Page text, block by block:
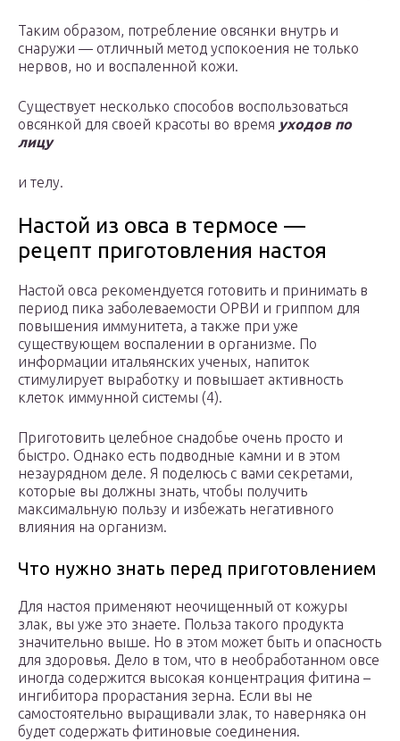
Таким образом, потребление овсянки внутрь и
снаружи — отличный метод успокоения не только
нервов, но и воспаленной кожи.
Существует несколько способов воспользоваться
овсянкой для своей красоты во время уходов по
лицу
и телу.
Настой из овса в термосе —
рецепт приготовления настоя
Настой овса рекомендуется готовить и принимать в
период пика заболеваемости ОРВИ и гриппом для
повышения иммунитета, а также при уже
существующем воспалении в организме. По
информации итальянских ученых, напиток
стимулирует выработку и повышает активность
клеток иммунной системы (4).
Приготовить целебное снадобье очень просто и
быстро. Однако есть подводные камни и в этом
незаурядном деле. Я поделюсь с вами секретами,
которые вы должны знать, чтобы получить
максимальную пользу и избежать негативного
влияния на организм.
Что нужно знать перед приготовлением
Для настоя применяют неочищенный от кожуры
злак, вы уже это знаете. Польза такого продукта
значительно выше. Но в этом может быть и опасность
для здоровья. Дело в том, что в необработанном овсе
иногда содержится высокая концентрация фитина –
ингибитора прорастания зерна. Если вы не
самостоятельно выращивали злак, то наверняка он
будет содержать фитиновые соединения.